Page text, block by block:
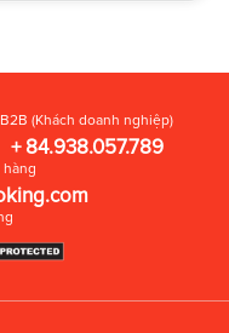
B2B (Khách doanh nghiệp)
+ 84.938.057.789
hàng